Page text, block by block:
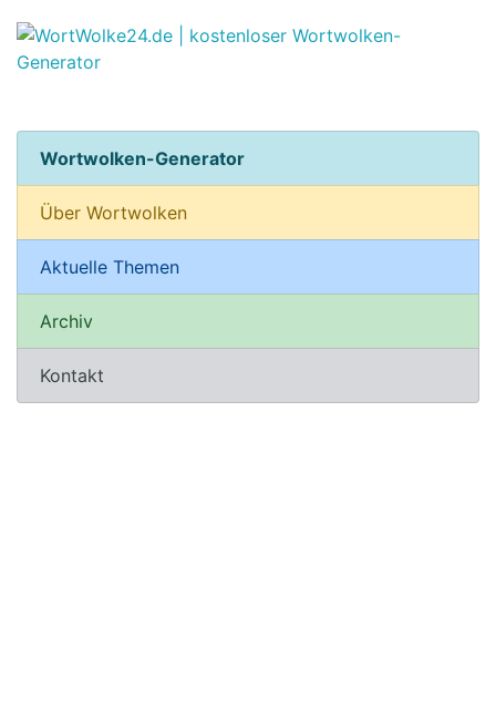
Wortwolken-Generator
Über Wortwolken
Aktuelle Themen
Archiv
Kontakt